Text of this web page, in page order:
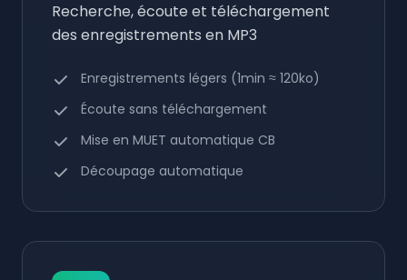
Recherche, écoute et téléchargement
des enregistrements en MP3
Enregistrements légers (1min ≈ 120ko)
Écoute sans téléchargement
Mise en MUET automatique CB
Découpage automatique